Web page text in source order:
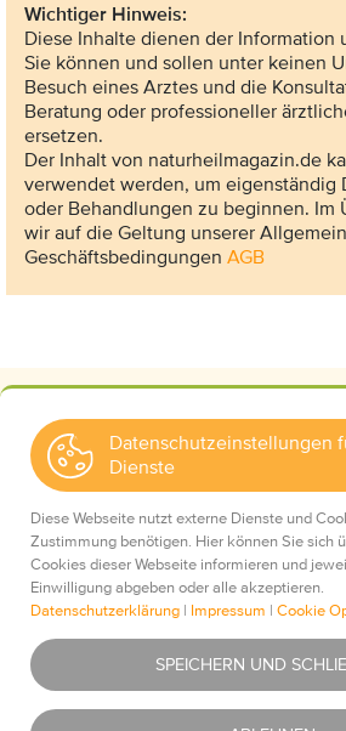
Wichtiger Hinweis:
Diese Inhalte dienen der Information
Sie können und sollen unter keinen
Besuch eines Arztes und die
Beratung oder professioneller
ersetzen.
Der Inhalt von naturheilmagazin.de
verwendet werden, um eigenständig
oder Behandlungen zu beginnen. Im
wir auf die Geltung unserer
Geschäftsbedingungen AGB
Mediadaten
Impressum
Datenschutz
AGBs
Datenschutzeinstellungen
Dienste
Diese Webseite nutzt externe Dienste und
Zustimmung benötigen. Hier können Sie sich
Cookies dieser Webseite informieren und
Einwilligung abgeben oder alle akzeptieren.
Datenschutzerklärung | Impressum | Cookie
Was ist das?
SPEICHERN UND